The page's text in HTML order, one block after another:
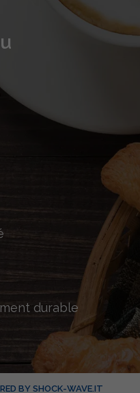
durable
BY SHOCK-WAVE.IT